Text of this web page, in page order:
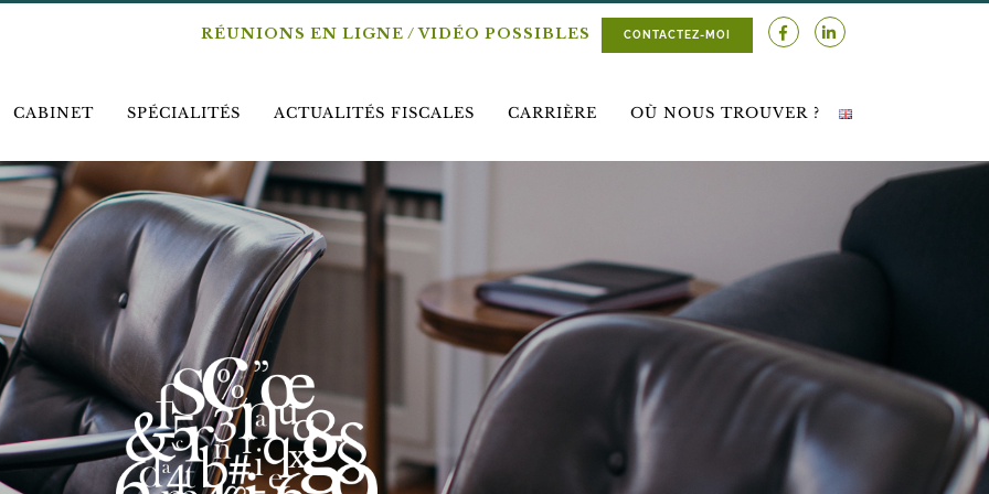
RÉUNIONS EN LIGNE / VIDÉO POSSIBLES CONTACTEZ-MOI
CABINET SPÉCIALITÉS ACTUALITÉS FISCALES CARRIÈRE OÙ NOUS TROUVER ?